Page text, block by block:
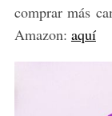
comprar más
Amazon: aquí